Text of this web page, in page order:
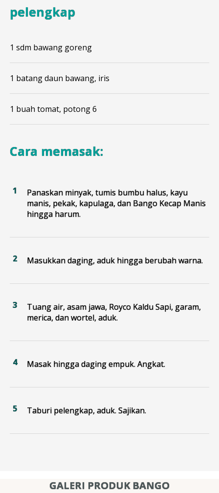
pelengkap
1 sdm bawang goreng
1 batang daun bawang, iris
1 buah tomat, potong 6
Cara memasak:
Panaskan minyak, tumis bumbu halus, kayu
manis, pekak, kapulaga, dan Bango Kecap Manis
hingga harum.
Masukkan daging, aduk hingga berubah warna.
Tuang air, asam jawa, Royco Kaldu Sapi, garam,
merica, dan wortel, aduk.
Masak hingga daging empuk. Angkat.
Taburi pelengkap, aduk. Sajikan.
GALERI PRODUK BANGO